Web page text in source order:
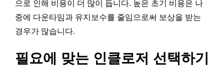
으로 인해 비용이 더 많이 듭니다. 높은 초기 비용은 나
중에 다운타임과 유지보수를 줄임으로써 보상을 받는
경우가 많습니다.
필요에 맞는 인클로저 선택하기